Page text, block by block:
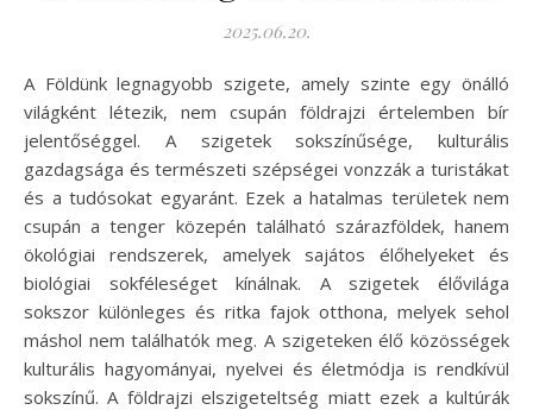
2025.06.20.
A Földünk legnagyobb szigete, amely szinte egy önálló
világként létezik, nem csupán földrajzi értelemben bír
jelentőséggel. A szigetek sokszínűsége, kulturális
gazdagsága és természeti szépségei vonzzák a turistákat
és a tudósokat egyaránt. Ezek a hatalmas területek nem
csupán a tenger közepén található szárazföldek, hanem
ökológiai rendszerek, amelyek sajátos élőhelyeket és
biológiai sokféleséget kínálnak. A szigetek élővilága
sokszor különleges és ritka fajok otthona, melyek sehol
máshol nem találhatók meg. A szigeteken élő közösségek
kulturális hagyományai, nyelvei és életmódja is rendkívül
sokszínű. A földrajzi elszigeteltség miatt ezek a kultúrák